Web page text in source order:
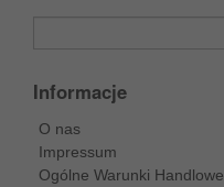
Informacje
O nas
Impressum
Ogólne Warunki Handlowe